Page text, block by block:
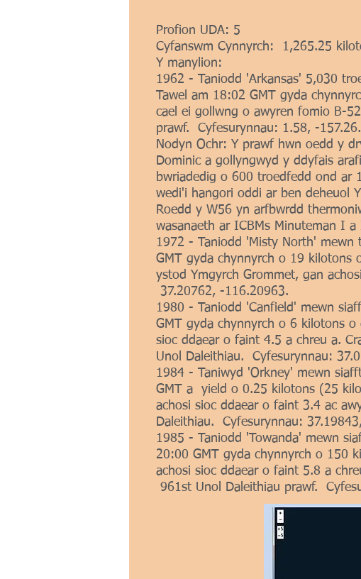
Profion UDA: 5
Cyfanswm Cynnyrch: 1,265.25
Y manylion:
1962 - Taniodd 'Arkansas' 5,030
Tawel am 18:02 GMT gyda
cael ei gollwng o awyren fomio B-
prawf. Cyfesurynnau: 1.58, -157.26.
Nodyn Ochr: Y prawf hwn oedd y
Dominic a gollyngwyd y ddyfais
bwriadedig o 600 troedfedd ond ar
wedi'i hangori oddi ar ben deheuol
Roedd y W56 yn arfbwrdd
wasanaeth ar ICBMs Minuteman I
1972 - Taniodd 'Misty North' mewn
GMT gyda chynnyrch o 19 kilotons
ystod Ymgyrch Grommet, gan
37.20762, -116.20963.
1980 - Taniodd 'Canfield' mewn
GMT gyda chynnyrch o 6 kilotons
sioc ddaear o faint 4.5 a chreu a.
Unol Daleithiau. Cyfesurynnau:
1984 - Taniwyd 'Orkney' mewn
GMT a yield o 0.25 kilotons (25
achosi sioc ddaear o faint 3.4 ac
Daleithiau. Cyfesurynnau:
1985 - Taniodd 'Towanda' mewn
20:00 GMT gyda chynnyrch o 150
achosi sioc ddaear o faint 5.8 a
961st Unol Daleithiau prawf.